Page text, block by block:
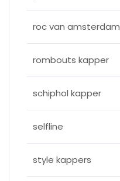
roc van amsterdam
rombouts kapper
schiphol kapper
selfline
style kappers